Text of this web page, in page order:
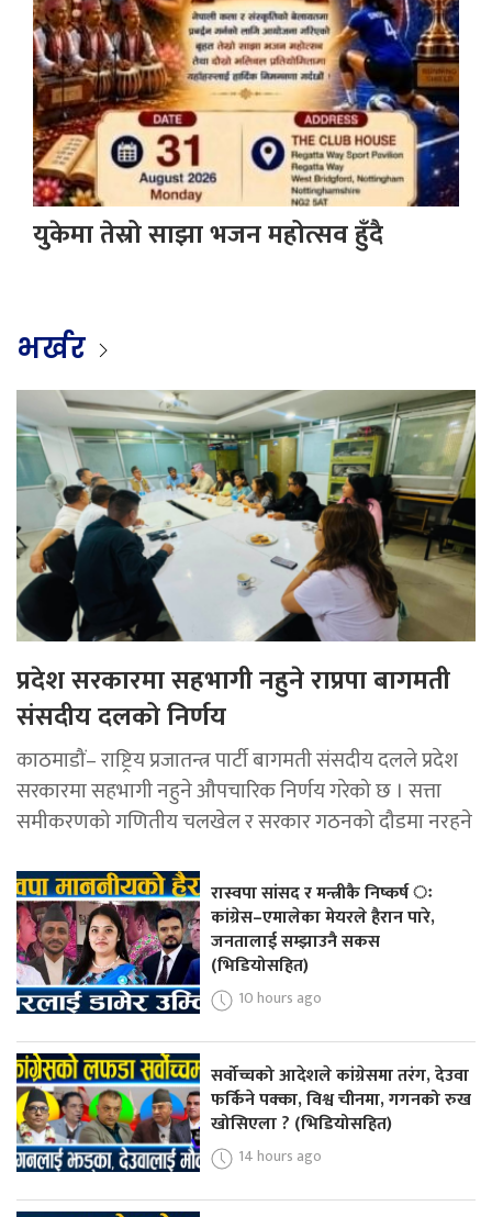
युकेमा तेस्रो साझा भजन महोत्सव हुँदै
भर्खर
प्रदेश सरकारमा सहभागी नहुने राप्रपा बागमती
संसदीय दलको निर्णय
काठमाडौं– राष्ट्रिय प्रजातन्त्र पार्टी बागमती संसदीय दलले प्रदेश
सरकारमा सहभागी नहुने औपचारिक निर्णय गरेको छ । सत्ता
समीकरणको गणितीय चलखेल र सरकार गठनको दौडमा नरहने
रास्वपा सांसद र मन्त्रीकै निष्कर्ष ः
कांग्रेस–एमालेका मेयरले हैरान पारे,
जनतालाई सम्झाउनै सकस
(भिडियोसहित)
10 hours ago
सर्वोच्चको आदेशले कांग्रेसमा तरंग, देउवा
फर्किने पक्का, विश्व चीनमा, गगनको रुख
खोसिएला ? (भिडियोसहित)
14 hours ago